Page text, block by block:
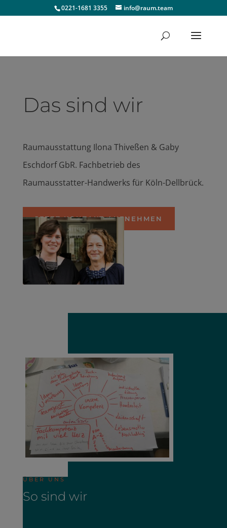
0221-1681 3355 info@raum.team
Das sind wir
Raumausstattung Ilona Thiveßen & Gaby
Eschdorf GbR. Fachbetrieb des
Raumausstatter-Handwerks für Köln-Dellbrück.
JETZT KONTAKT AUFNEHMEN
ÜBER UNS
So sind wir